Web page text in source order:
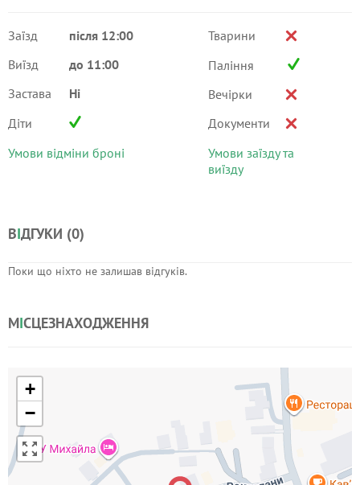
Заїзд
після 12:00
Виїзд
до 11:00
Застава
Ні
Діти
Умови відміни броні
Тварини
Паління
Вечірки
Документи
Умови заїзду та
виїзду
ВІДГУКИ (0)
Поки що ніхто не залишав відгуків.
МІСЦЕЗНАХОДЖЕННЯ
+
−